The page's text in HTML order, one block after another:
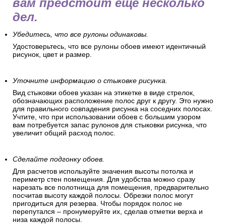
вам предстоит еще несколько
дел.
Убедитесь, что все рулоны одинаковы.
Удостоверьтесь, что все рулоны обоев имеют идентичный
рисунок, цвет и размер.
Уточните информацию о стыковке рисунка.
Вид стыковки обоев указан на этикетке в виде стрелок,
обозначающих расположение полос друг к другу. Это нужно
для правильного совпадения рисунка на соседних полосах.
Учтите, что при использовании обоев с большим узором
вам потребуется запас рулонов для стыковки рисунка, что
увеличит общий расход полос.
Сделайте подгонку обоев.
Для расчетов используйте значения высоты потолка и
периметр стен помещения. Для удобства можно сразу
нарезать все полотнища для помещения, предварительно
посчитав высоту каждой полосы. Обрезки полос могут
пригодиться для резерва. Чтобы порядок полос не
перепутался – пронумеруйте их, сделав отметки верха и
низа каждой полосы.